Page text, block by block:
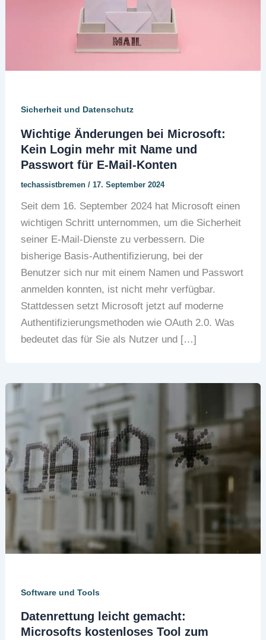
Sicherheit und Datenschutz
Wichtige Änderungen bei Microsoft:
Kein Login mehr mit Name und
Passwort für E-Mail-Konten
techassistbremen / 17. September 2024
Seit dem 16. September 2024 hat Microsoft einen
wichtigen Schritt unternommen, um die Sicherheit
seiner E-Mail-Dienste zu verbessern. Die
bisherige Basis-Authentifizierung, bei der
Benutzer sich nur mit einem Namen und Passwort
anmelden konnten, ist nicht mehr verfügbar.
Stattdessen setzt Microsoft jetzt auf moderne
Authentifizierungsmethoden wie OAuth 2.0. Was
bedeutet das für Sie als Nutzer und […]
Software und Tools
Datenrettung leicht gemacht:
Microsofts kostenloses Tool zum